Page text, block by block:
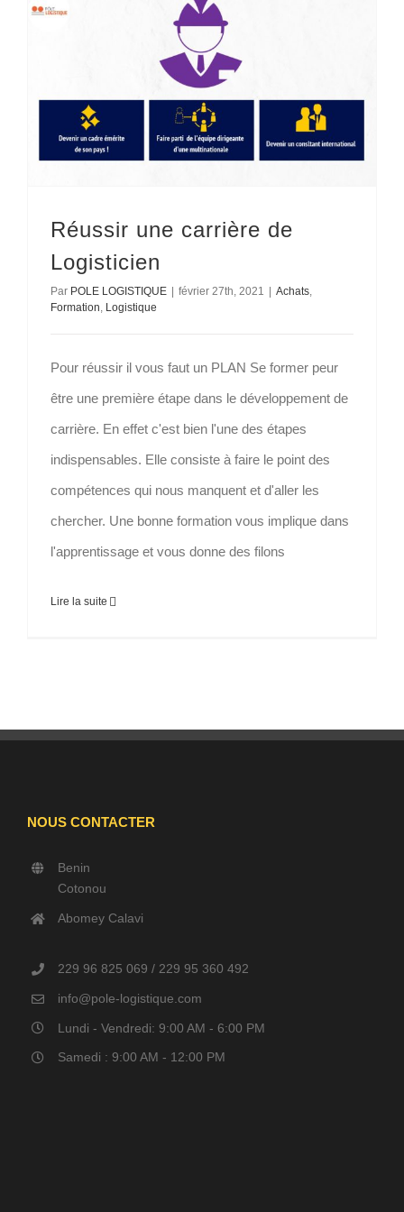
Réussir une carrière de
Logisticien
Par POLE LOGISTIQUE février 27th, 2021 Achats,
Formation, Logistique
Pour réussir il vous faut un PLAN Se former peur
être une première étape dans le développement de
carrière. En effet c'est bien l'une des étapes
indispensables. Elle consiste à faire le point des
compétences qui nous manquent et d'aller les
chercher. Une bonne formation vous implique dans
l'apprentissage et vous donne des filons
Lire la suite
NOUS CONTACTER
Benin
Cotonou
Abomey Calavi
229 96 825 069 / 229 95 360 492
info@pole-logistique.com
Lundi - Vendredi: 9:00 AM - 6:00 PM
Samedi : 9:00 AM - 12:00 PM